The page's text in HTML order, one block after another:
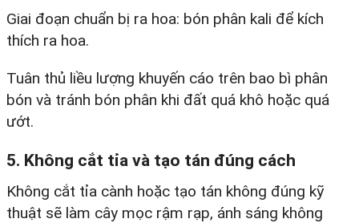
Giai đoạn chuẩn bị ra hoa: bón phân kali để kích
thích ra hoa.​
Tuân thủ liều lượng khuyến cáo trên bao bì phân
bón và tránh bón phân khi đất quá khô hoặc quá
ướt.​
5. Không cắt tỉa và tạo tán đúng cách
Không cắt tỉa cành hoặc tạo tán không đúng kỹ
thuật sẽ làm cây mọc rậm rạp, ánh sáng không